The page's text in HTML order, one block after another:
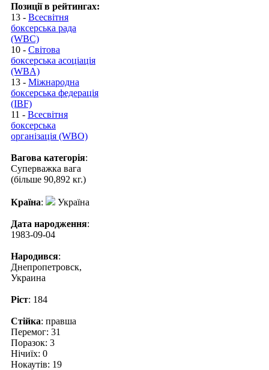
Позиції в рейтингах:
13 - Всесвітня
боксерська рада
(WBC)
10 - Світова
боксерська асоціація
(WBA)
13 - Міжнародна
боксерська федерація
(IBF)
11 - Всесвітня
боксерська
організація (WBO)
Вагова категорія:
Суперважка вага
(більше 90,892 кг.)
Країна: Україна
Дата народження:
1983-09-04
Народився:
Днепропетровск,
Украина
Ріст: 184
Стійка: правша
Перемог: 31
Поразок: 3
Нічиїх: 0
Нокаутів: 19